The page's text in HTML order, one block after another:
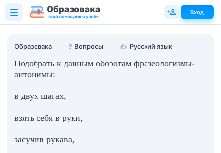
Образовака ❓ Вопросы ✍ Русский язык
Подобрать к данным оборотам фразеологизмы-
антонимы:
в двух шагах,
взять себя в руки,
засучив рукава,
Вход